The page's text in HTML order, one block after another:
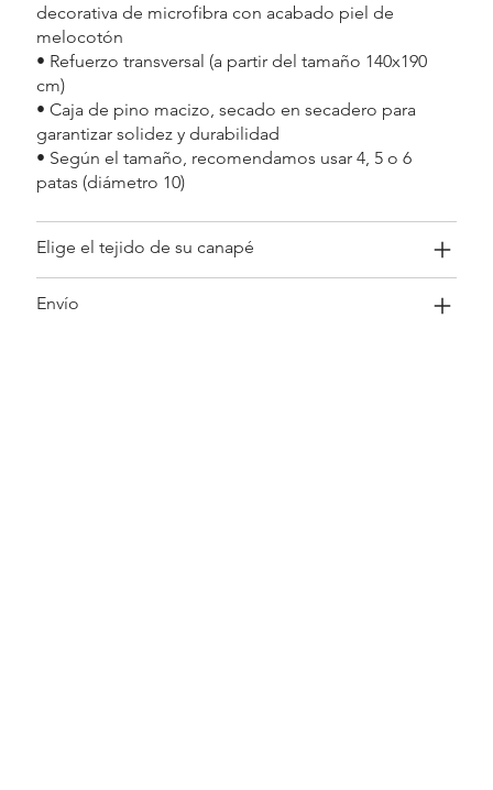
decorativa de microfibra con acabado piel de
melocotón
• Refuerzo transversal (a partir del tamaño 140x190
cm)
• Caja de pino macizo, secado en secadero para
garantizar solidez y durabilidad
• Según el tamaño, recomendamos usar 4, 5 o 6
patas (diámetro 10)
Elige el tejido de su canapé
Envío